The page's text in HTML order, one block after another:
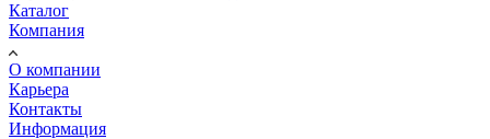
Каталог
Компания
О компании
Карьера
Контакты
Информация